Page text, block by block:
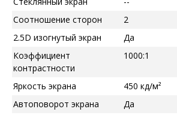
Соотношение сторон
2
2.5D изогнутый экран
Да
Коэффициент
контрастности
1000:1
Яркость экрана 450 кд/м²
Автоповорот экрана
Да